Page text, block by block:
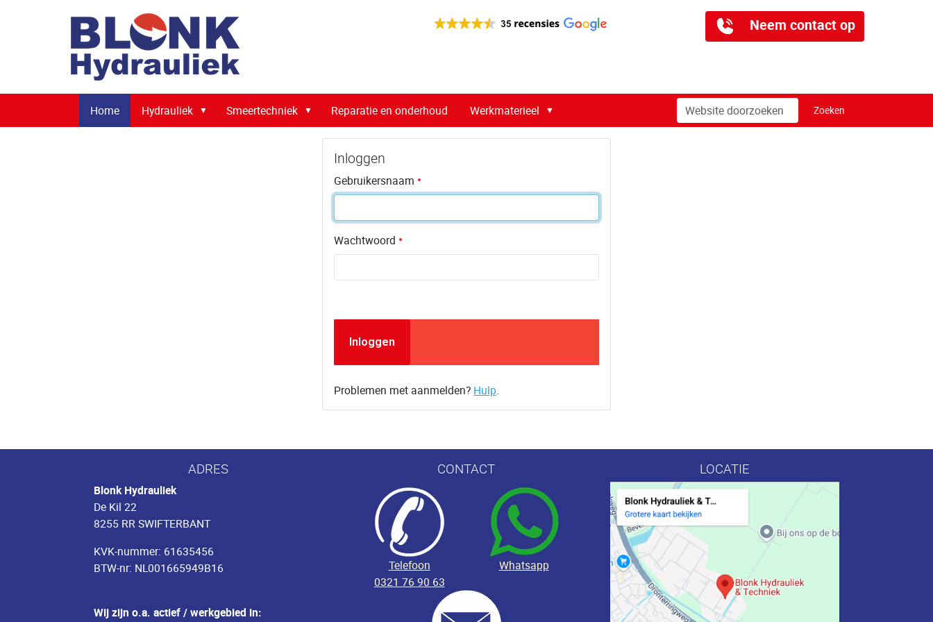
Neem contact op
Home Hydrauliek Smeertechniek Reparatie en onderhoud Werkmaterieel Zoek Zoeken
Geavanceerd
zoeken...
Inloggen
Gebruikersnaam
Wachtwoord
Inloggen
Problemen met aanmelden? Hulp.
ADRES
Blonk Hydrauliek
De Kil 22
8255 RR SWIFTERBANT
KVK-nummer: 61635456
BTW-nr: NL001665949B16
Wij zijn o.a. actief / werkgebied in:
CONTACT
Telefoon
Whatsapp
0321 76 90 63
LOCATIE